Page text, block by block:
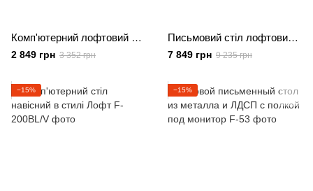
Комп'ютерний лофтовий стіл, офісний стіл з ДСП
2 849 грн 3 352 грн
Письмовий стіл лофтовий із полицями з ЛДСП Дуб сонома
7 849 грн 9 235 грн
−15% −15%